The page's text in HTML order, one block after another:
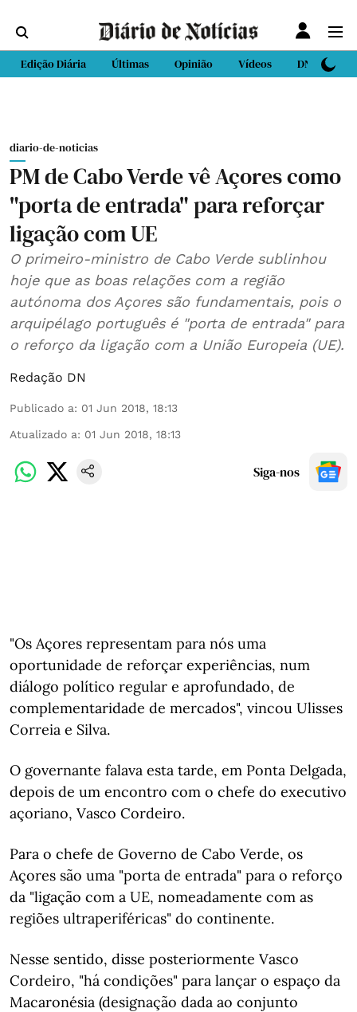
Edição Diária Últimas Opinião Vídeos DN Sport
diario-de-noticias
PM de Cabo Verde vê Açores como
"porta de entrada" para reforçar
ligação com UE
O primeiro-ministro de Cabo Verde sublinhou
hoje que as boas relações com a região
autónoma dos Açores são fundamentais, pois o
arquipélago português é "porta de entrada" para
o reforço da ligação com a União Europeia (UE).
Redação DN
Publicado a: 01 Jun 2018, 18:13
Atualizado a: 01 Jun 2018, 18:13
Siga-nos
"Os Açores representam para nós uma
oportunidade de reforçar experiências, num
diálogo político regular e aprofundado, de
complementaridade de mercados", vincou Ulisses
Correia e Silva.
O governante falava esta tarde, em Ponta Delgada,
depois de um encontro com o chefe do executivo
açoriano, Vasco Cordeiro.
Para o chefe de Governo de Cabo Verde, os
Açores são uma "porta de entrada" para o reforço
da "ligação com a UE, nomeadamente com as
regiões ultraperiféricas" do continente.
Nesse sentido, disse posteriormente Vasco
Cordeiro, "há condições" para lançar o espaço da
Macaronésia (designação dada ao conjunto